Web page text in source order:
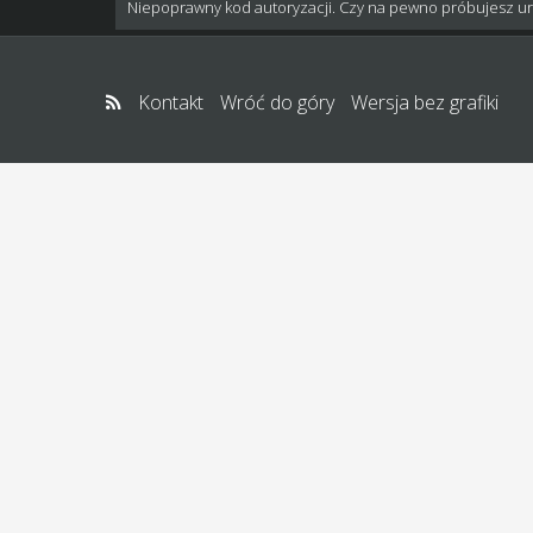
Niepoprawny kod autoryzacji. Czy na pewno próbujesz
Kontakt Wróć do góry Wersja bez grafiki